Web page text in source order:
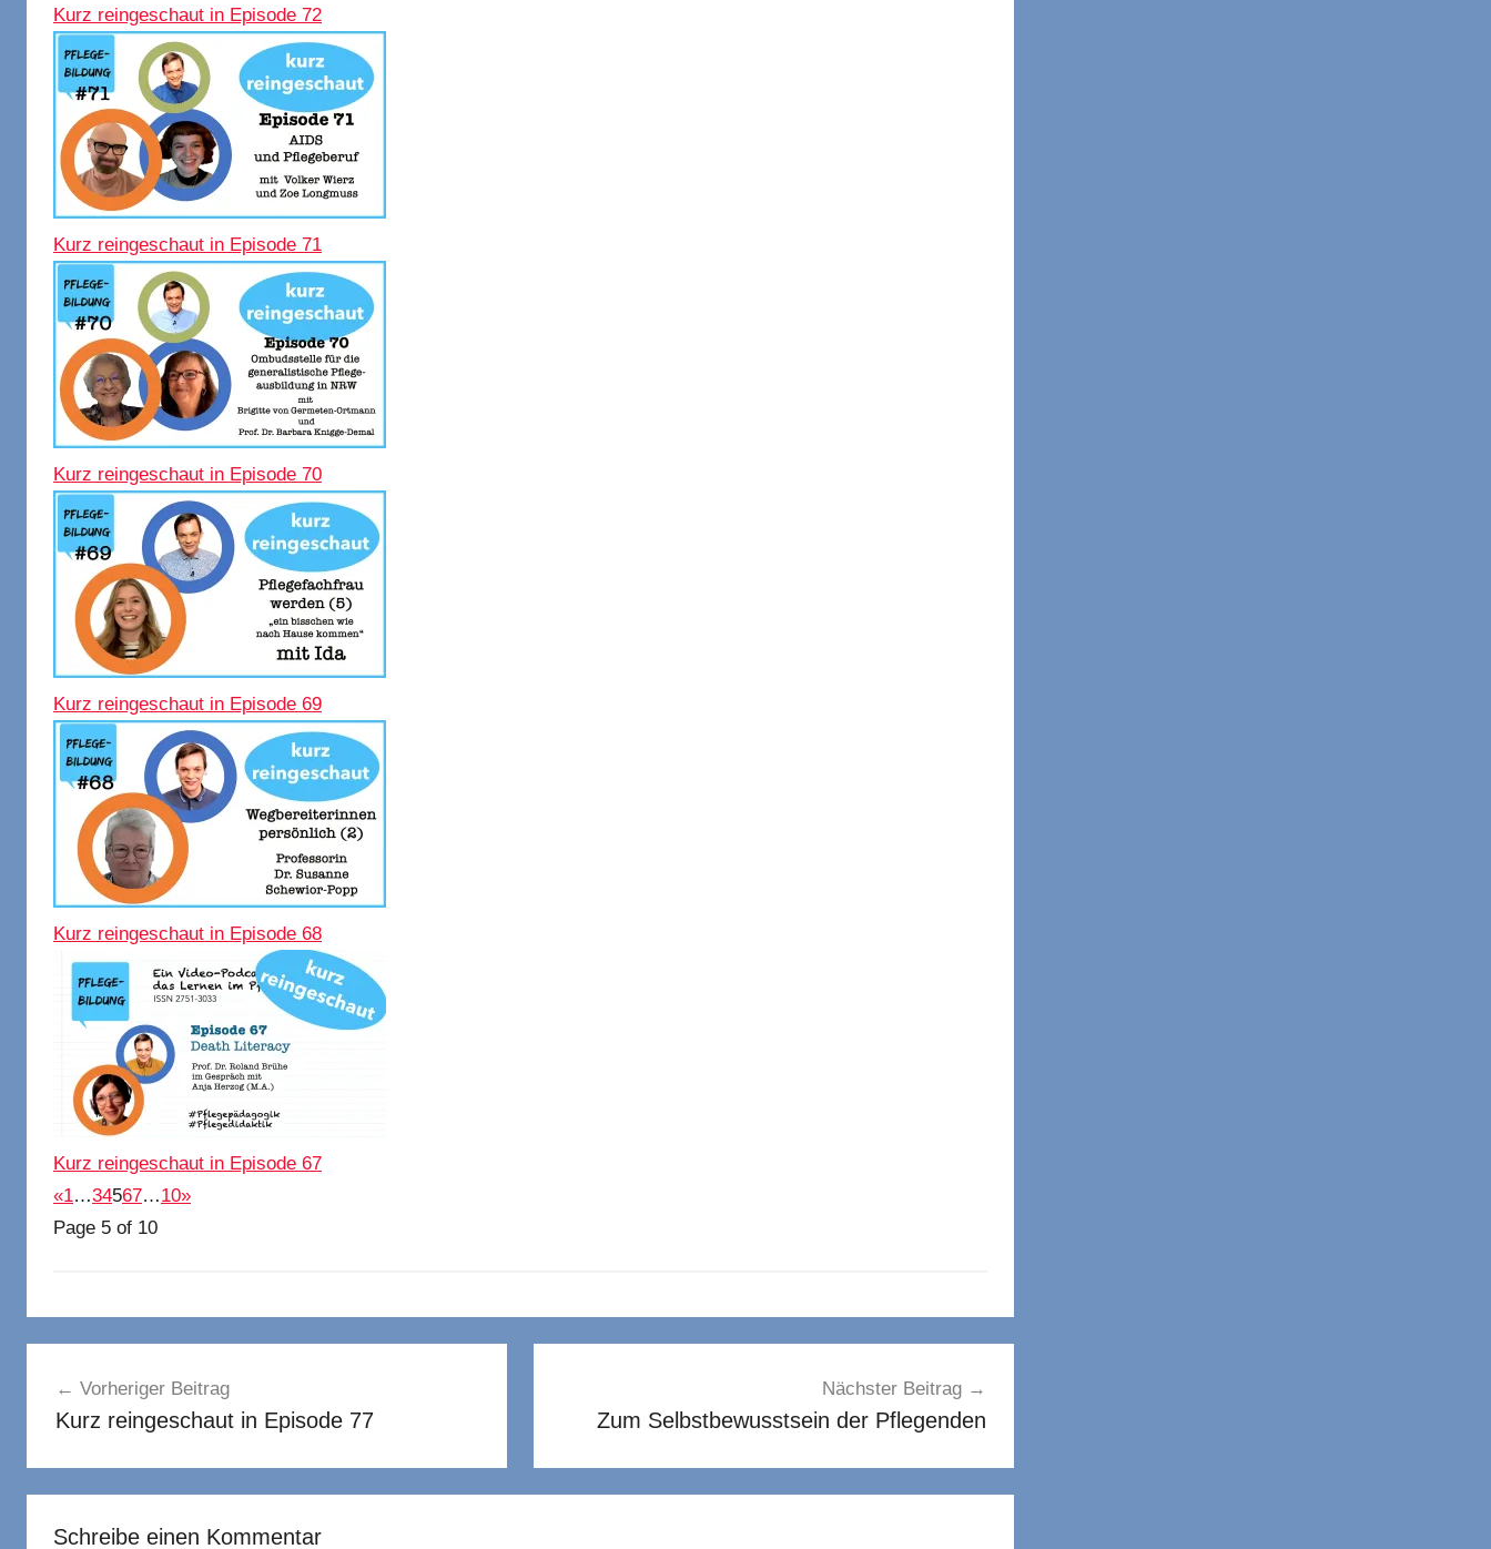
Kurz reingeschaut in Episode 72
Kurz reingeschaut in Episode 71
Kurz reingeschaut in Episode 70
Kurz reingeschaut in Episode 69
Kurz reingeschaut in Episode 68
Kurz reingeschaut in Episode 67
«1…34567…10»
Page 5 of 10
Vorheriger Beitrag
Kurz reingeschaut in Episode 77
Nächster Beitrag
Zum Selbstbewusstsein der Pflegenden
Schreibe einen Kommentar